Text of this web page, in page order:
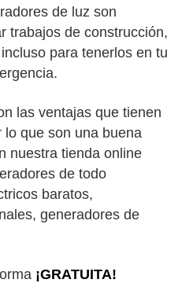
de luz son
trabajos de construcción,
para tenerlos en tu
las ventajas que tienen
lo que son una buena
nuestra tienda online
de todo
baratos,
generadores de
¡GRATUITA!